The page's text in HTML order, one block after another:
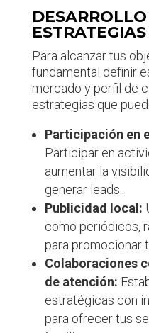
Para alcanzar tus
fundamental definir
mercado y perfil de
estrategias que
Participación en
Participar en
aumentar la
generar leads.
Publicidad local:
como periódicos,
para promocionar
Colaboraciones
de atención:
estratégicas con
para ofrecer tus